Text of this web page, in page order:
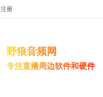
注册
野狼音频网
专注直播周边软件和硬件